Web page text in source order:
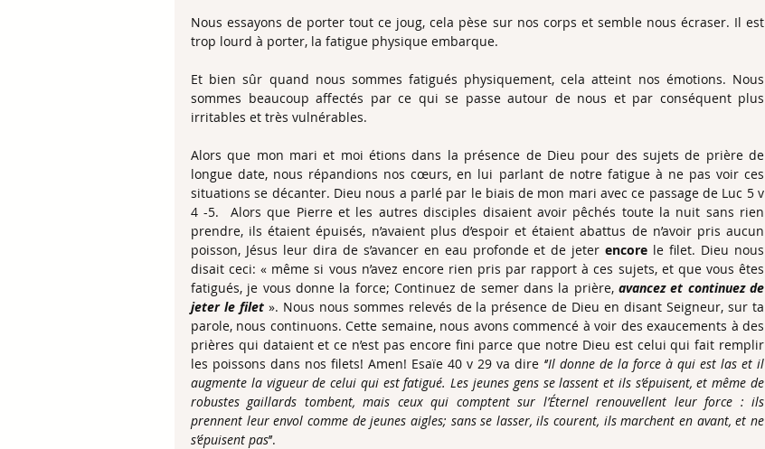
Nous essayons de porter tout ce joug, cela pèse sur nos corps et semble nous écraser. Il est
trop lourd à porter, la fatigue physique embarque.
Et bien sûr quand nous sommes fatigués physiquement, cela atteint nos émotions. Nous
sommes beaucoup affectés par ce qui se passe autour de nous et par conséquent plus
irritables et très vulnérables.
Alors que mon mari et moi étions dans la présence de Dieu pour des sujets de prière de
longue date, nous répandions nos cœurs, en lui parlant de notre fatigue à ne pas voir ces
situations se décanter. Dieu nous a parlé par le biais de mon mari avec ce passage de Luc 5 v
4 -5.  Alors que Pierre et les autres disciples disaient avoir pêchés toute la nuit sans rien
prendre, ils étaient épuisés, n’avaient plus d’espoir et étaient abattus de n’avoir pris aucun
poisson, Jésus leur dira de s’avancer en eau profonde et de jeter encore le filet. Dieu nous
disait ceci: « même si vous n’avez encore rien pris par rapport à ces sujets, et que vous êtes
fatigués, je vous donne la force; Continuez de semer dans la prière, avancez et continuez de
jeter le filet ». Nous nous sommes relevés de la présence de Dieu en disant Seigneur, sur ta
parole, nous continuons. Cette semaine, nous avons commencé à voir des exaucements à des
prières qui dataient et ce n’est pas encore fini parce que notre Dieu est celui qui fait remplir
les poissons dans nos filets! Amen! Esaïe 40 v 29 va dire ‘’Il donne de la force à qui est las et il
augmente la vigueur de celui qui est fatigué. Les jeunes gens se lassent et ils s’épuisent, et même de
robustes gaillards tombent, mais ceux qui comptent sur l’Éternel renouvellent leur force : ils
prennent leur envol comme de jeunes aigles; sans se lasser, ils courent, ils marchent en avant, et ne
s’épuisent pas’’.